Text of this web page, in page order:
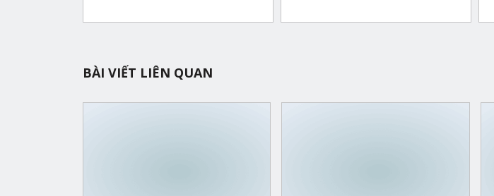
BÀI VIẾT LIÊN QUAN